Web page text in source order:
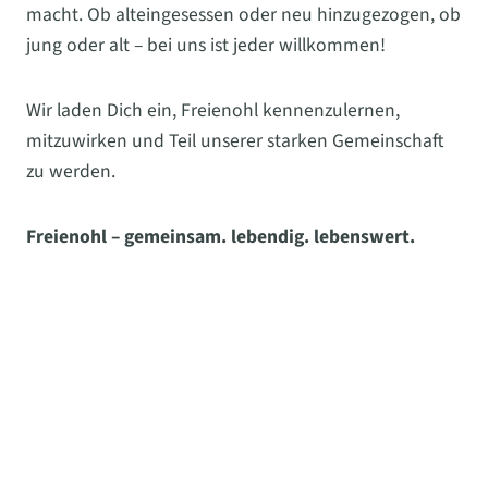
macht. Ob alteingesessen oder neu hinzugezogen, ob
jung oder alt – bei uns ist jeder willkommen!
Wir laden Dich ein, Freienohl kennenzulernen,
mitzuwirken und Teil unserer starken Gemeinschaft
zu werden.
Freienohl – gemeinsam. lebendig. lebenswert.